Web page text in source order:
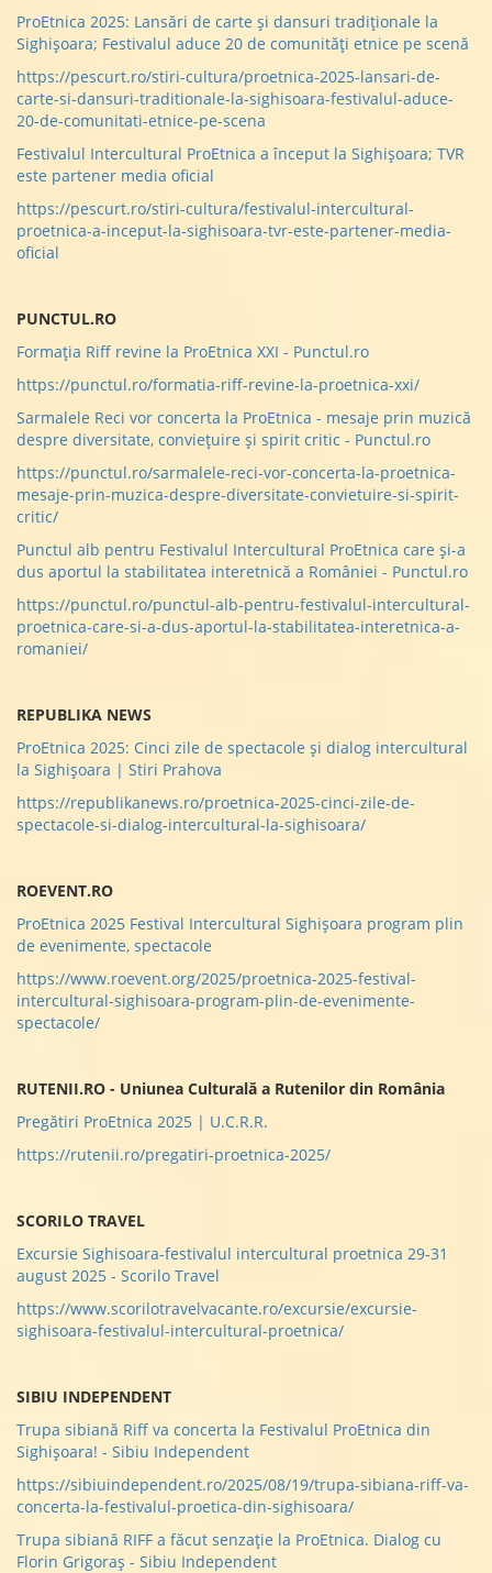
ProEtnica 2025: Lansări de carte și dansuri tradiționale la
Sighișoara; Festivalul aduce 20 de comunități etnice pe scenă
https://pescurt.ro/stiri-cultura/proetnica-2025-lansari-de-
carte-si-dansuri-traditionale-la-sighisoara-festivalul-aduce-
20-de-comunitati-etnice-pe-scena
Festivalul Intercultural ProEtnica a început la Sighișoara; TVR
este partener media oficial
https://pescurt.ro/stiri-cultura/festivalul-intercultural-
proetnica-a-inceput-la-sighisoara-tvr-este-partener-media-
oficial
PUNCTUL.RO
Formaţia Riff revine la ProEtnica XXI - Punctul.ro
https://punctul.ro/formatia-riff-revine-la-proetnica-xxi/
Sarmalele Reci vor concerta la ProEtnica - mesaje prin muzică
despre diversitate, convieţuire şi spirit critic - Punctul.ro
https://punctul.ro/sarmalele-reci-vor-concerta-la-proetnica-
mesaje-prin-muzica-despre-diversitate-convietuire-si-spirit-
critic/
Punctul alb pentru Festivalul Intercultural ProEtnica care și-a
dus aportul la stabilitatea interetnică a României - Punctul.ro
https://punctul.ro/punctul-alb-pentru-festivalul-intercultural-
proetnica-care-si-a-dus-aportul-la-stabilitatea-interetnica-a-
romaniei/
REPUBLIKA NEWS
ProEtnica 2025: Cinci zile de spectacole și dialog intercultural
la Sighișoara | Stiri Prahova
https://republikanews.ro/proetnica-2025-cinci-zile-de-
spectacole-si-dialog-intercultural-la-sighisoara/
ROEVENT.RO
ProEtnica 2025 Festival Intercultural Sighișoara program plin
de evenimente, spectacole
https://www.roevent.org/2025/proetnica-2025-festival-
intercultural-sighisoara-program-plin-de-evenimente-
spectacole/
RUTENII.RO - Uniunea Culturală a Rutenilor din România
Pregătiri ProEtnica 2025 | U.C.R.R.
https://rutenii.ro/pregatiri-proetnica-2025/
SCORILO TRAVEL
Excursie Sighisoara-festivalul intercultural proetnica 29-31
august 2025 - Scorilo Travel
https://www.scorilotravelvacante.ro/excursie/excursie-
sighisoara-festivalul-intercultural-proetnica/
SIBIU INDEPENDENT
Trupa sibiană Riff va concerta la Festivalul ProEtnica din
Sighișoara! - Sibiu Independent
https://sibiuindependent.ro/2025/08/19/trupa-sibiana-riff-va-
concerta-la-festivalul-proetica-din-sighisoara/
Trupa sibiană RIFF a făcut senzație la ProEtnica. Dialog cu
Florin Grigoraș - Sibiu Independent